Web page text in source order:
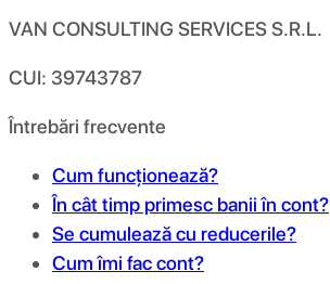
VAN CONSULTING SERVICES S.R.L.
CUI: 39743787
Întrebări frecvente
Cum funcționează?
În cât timp primesc banii în cont?
Se cumulează cu reducerile?
Cum îmi fac cont?